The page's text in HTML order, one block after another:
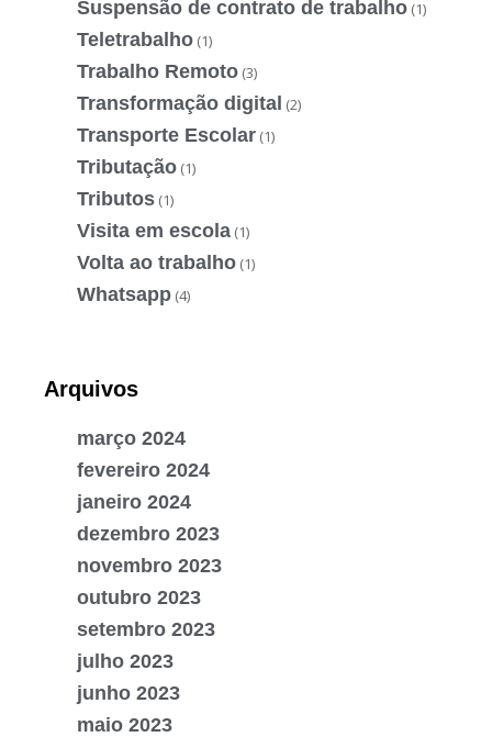
Suspensão de contrato de trabalho (1)
Teletrabalho (1)
Trabalho Remoto (3)
Transformação digital (2)
Transporte Escolar (1)
Tributação (1)
Tributos (1)
Visita em escola (1)
Volta ao trabalho (1)
Whatsapp (4)
Arquivos
março 2024
fevereiro 2024
janeiro 2024
dezembro 2023
novembro 2023
outubro 2023
setembro 2023
julho 2023
junho 2023
maio 2023